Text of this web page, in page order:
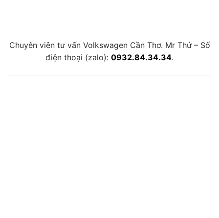
Chuyên viên tư vấn Volkswagen Cần Thơ. Mr Thử – Số
điện thoại (zalo): 0932.84.34.34.